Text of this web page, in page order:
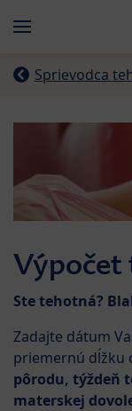
Menü
Sprievodca
Výpočet
Ste tehotná?
Zadajte dátum
priemernú dĺžku
pôrodu, týždeň
materskej